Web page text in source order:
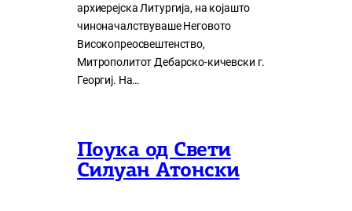
архиерејска Литургија, на којашто
чиноначалствуваше Неговото
Високопреосвештенство,
Митрополитот Дебарско-кичевски г.
Георгиј. На…
Поука од Свети
Силуан Атонски